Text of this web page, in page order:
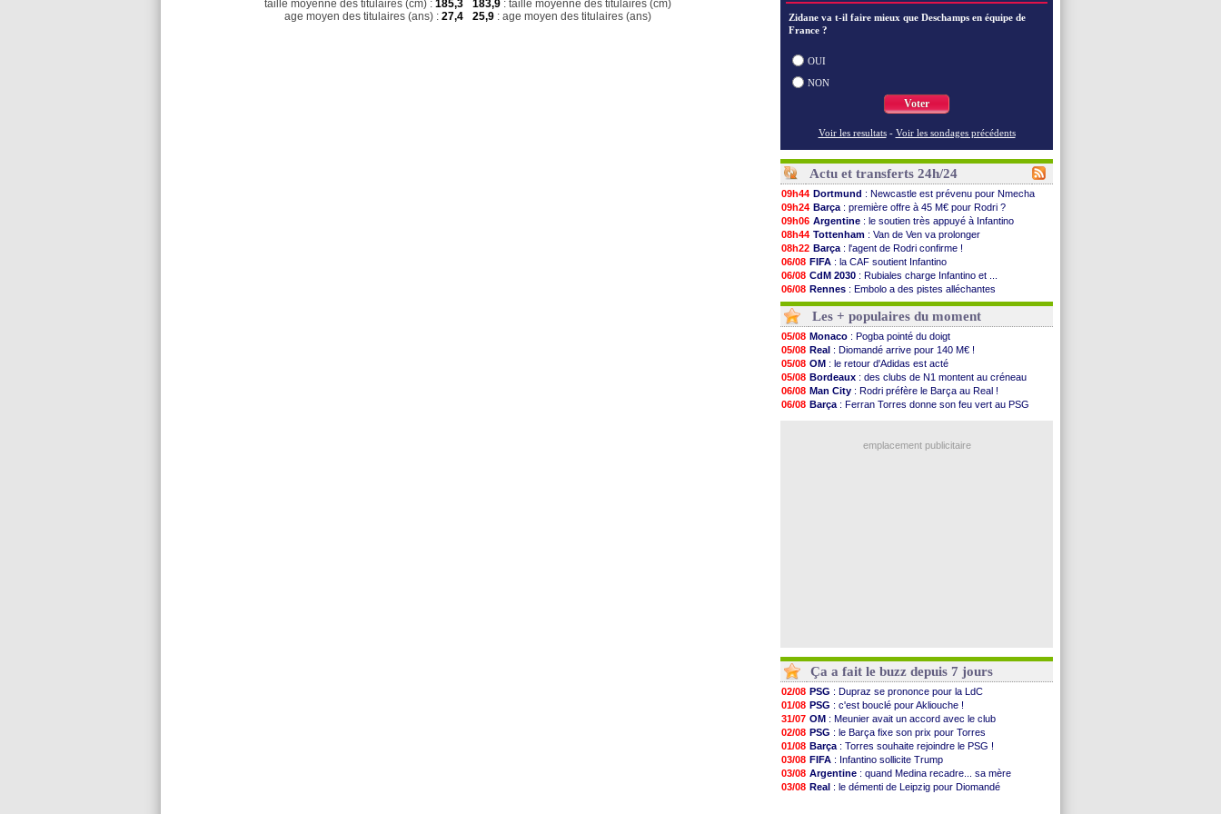
taille moyenne des titulaires (cm) : 185,3
age moyen des titulaires (ans) : 27,4
183,9 : taille moyenne des titulaires (cm)
25,9 : age moyen des titulaires (ans)
Zidane va t-il faire mieux que Deschamps en équipe de
France ?
OUI
NON
Voter
Voir les resultats - Voir les sondages précédents
Actu et transferts 24h/24
09h44 Dortmund : Newcastle est prévenu pour Nmecha
09h24 Barça : première offre à 45 M€ pour Rodri ?
09h06 Argentine : le soutien très appuyé à Infantino
08h44 Tottenham : Van de Ven va prolonger
08h22 Barça : l'agent de Rodri confirme !
06/08 FIFA : la CAF soutient Infantino
06/08 CdM 2030 : Rubiales charge Infantino et ...
06/08 Rennes : Embolo a des pistes alléchantes
06/08 Côte d'Ivoire: Renard affiche ses ambitions
06/08
Rennes : Haise confirme pour Aït Boudlal
06/08 Man City: Trafford à Leeds pour 47 M€ (off...
06/08 Man Utd : Zirkzee vers la Juventus ?
06/08 Amical: Monaco s'impose contre Getafe
06/08 Nantes : Der Zakarian et sa relation avec Kita
06/08 OM: le club prêt à libérer Kondogbia ?
06/08 Monaco : le message touchant d'Akliouche
06/08 FIFA: Tebas en remet une couche
: Vinicius jusqu'en 2032 (officiel)
Les + populaires du moment
05/08 Monaco : Pogba pointé du doigt
05/08 Real : Diomandé arrive pour 140 M€ !
05/08 OM : le retour d'Adidas est acté
05/08 Bordeaux : des clubs de N1 montent au créneau
06/08 Man City : Rodri préfère le Barça au Real !
06/08 Barça : Ferran Torres donne son feu vert au PSG
emplacement publicitaire
Ça a fait le buzz depuis 7 jours
02/08 PSG : Dupraz se prononce pour la LdC
01/08 PSG : c'est bouclé pour Akliouche !
31/07 OM : Meunier avait un accord avec le club
02/08 PSG : le Barça fixe son prix pour Torres
01/08 Barça : Torres souhaite rejoindre le PSG !
03/08 FIFA : Infantino sollicite Trump
03/08 Argentine : quand Medina recadre... sa mère
03/08 Real : le démenti de Leipzig pour Diomandé